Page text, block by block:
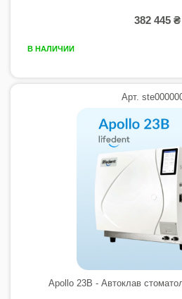
382 445 ₴
В НАЛИЧИИ
Арт.
Apollo 23B - Автоклав